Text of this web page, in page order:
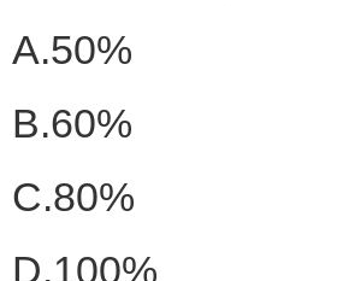
A.50%
B.60%
C.80%
D.100%